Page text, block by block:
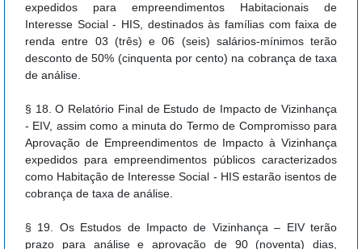
expedidos para empreendimentos Habitacionais de
Interesse Social - HIS, destinados às famílias com faixa de
renda entre 03 (três) e 06 (seis) salários-mínimos terão
desconto de 50% (cinquenta por cento) na cobrança de taxa
de análise.
§ 18. O Relatório Final de Estudo de Impacto de Vizinhança
- EIV, assim como a minuta do Termo de Compromisso para
Aprovação de Empreendimentos de Impacto à Vizinhança
expedidos para empreendimentos públicos caracterizados
como Habitação de Interesse Social - HIS estarão isentos de
cobrança de taxa de análise.
§ 19. Os Estudos de Impacto de Vizinhança – EIV terão
prazo para análise e aprovação de 90 (noventa) dias,